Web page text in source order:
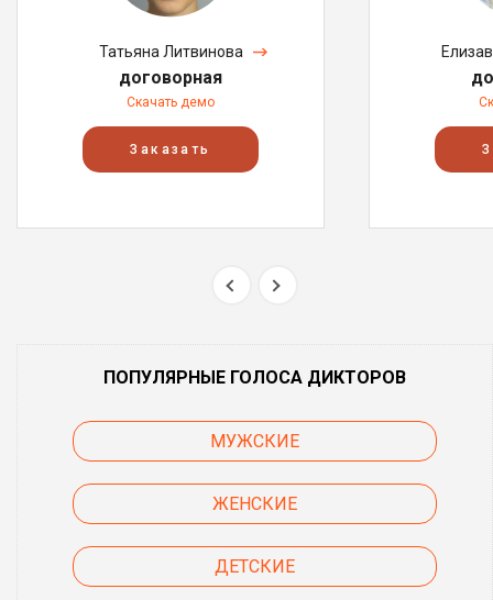
Татьяна Литвинова
договорная
Скачать демо
Заказать
ПОПУЛЯРНЫЕ ГОЛОСА ДИКТОРОВ
МУЖСКИЕ
ЖЕНСКИЕ
ДЕТСКИЕ